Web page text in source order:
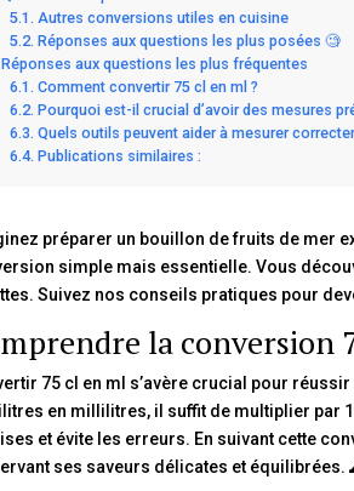
Autres conversions utiles en cuisine
Réponses aux questions les plus posées 🧐
Réponses aux questions les plus fréquentes
Comment convertir 75 cl en ml ?
Pourquoi est-il crucial d’avoir des mesures
Quels outils peuvent aider à mesurer
Publications similaires :
préparer un bouillon de fruits de mer
simple mais essentielle. Vous
Suivez nos conseils pratiques pour
la conversion
75 cl en ml s’avère crucial pour
en millilitres, il suffit de multiplier par
et évite les erreurs. En suivant cette
ses saveurs délicates et équilibrées.